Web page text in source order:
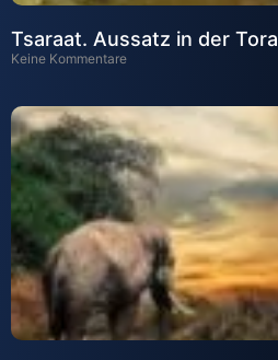
Tsaraat. Aussatz in der Tora
Keine Kommentare